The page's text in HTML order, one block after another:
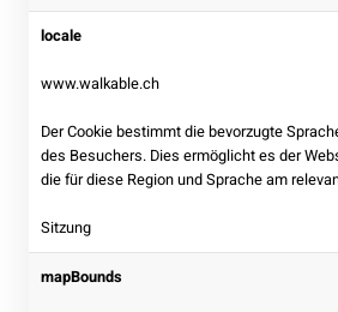
locale
www.walkable.ch
Der Cookie bestimmt die bevorzugte
des Besuchers. Dies ermöglicht es der
die für diese Region und Sprache am
Sitzung
mapBounds